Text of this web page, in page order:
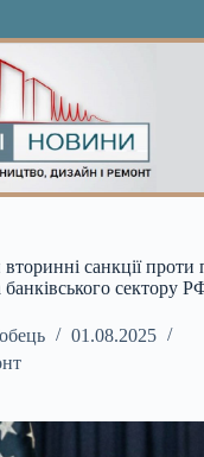
санкції проти
банківського сектору
01.08.2025